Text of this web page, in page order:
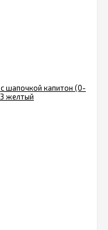
шапочкой капитон (0-
желтый